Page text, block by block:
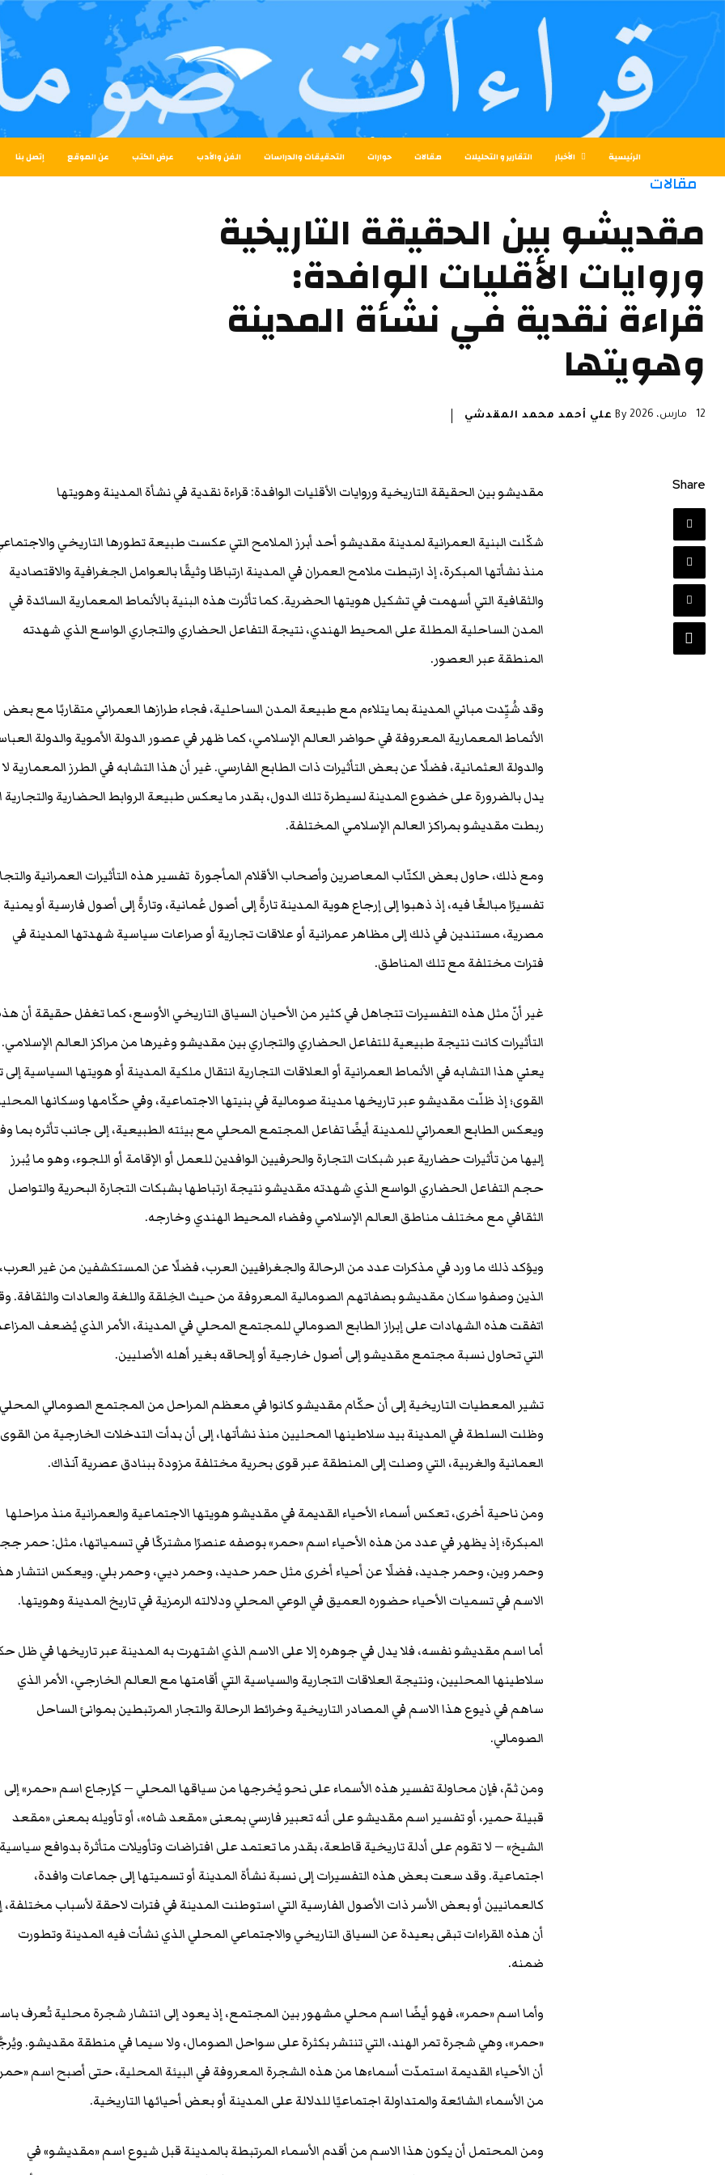
الرئيسية الأخبار التقارير و التحليلات مقالات حوارات التحقيقات والدراسات الفن والأدب عرض الكتب عن الموقع إتصل بنا
مقالات
مقديشو بين الحقيقة التاريخية
وروايات الأقليات الوافدة:
قراءة نقدية في نشأة المدينة
وهويتها
12 مارس، 2026 By علي أحمد محمد المقدشي
مقديشو بين الحقيقة التاريخية وروايات الأقليات الوافدة: قراءة نقدية في نشأة المدينة وهويتها
شكّلت البنية العمرانية لمدينة مقديشو أحد أبرز الملامح التي عكست طبيعة تطورها التاريخي
منذ نشأتها المبكرة، إذ ارتبطت ملامح العمران في المدينة ارتباطًا وثيقًا بالعوامل الجغرافية والاقتصادية
والثقافية التي أسهمت في تشكيل هويتها الحضرية. كما تأثرت هذه البنية بالأنماط المعمارية السائدة في
المدن الساحلية المطلة على المحيط الهندي، نتيجة التفاعل الحضاري والتجاري الواسع الذي شهدته
المنطقة عبر العصور.
وقد شُيِّدت مباني المدينة بما يتلاءم مع طبيعة المدن الساحلية، فجاء طرازها العمراني متقاربًا مع بعض
الأنماط المعمارية المعروفة في حواضر العالم الإسلامي، كما ظهر في عصور الدولة الأموية والدولة
والدولة العثمانية، فضلًا عن بعض التأثيرات ذات الطابع الفارسي. غير أن هذا التشابه في الطرز المعمارية لا
يدل بالضرورة على خضوع المدينة لسيطرة تلك الدول، بقدر ما يعكس طبيعة الروابط الحضارية والتجارية
ربطت مقديشو بمراكز العالم الإسلامي المختلفة.
ومع ذلك، حاول بعض الكتّاب المعاصرين وأصحاب الأقلام المأجورة تفسير هذه التأثيرات العمرانية
تفسيرًا مبالغًا فيه، إذ ذهبوا إلى إرجاع هوية المدينة تارةً إلى أصول عُمانية، وتارةً إلى أصول فارسية أو يمنية
مصرية، مستندين في ذلك إلى مظاهر عمرانية أو علاقات تجارية أو صراعات سياسية شهدتها المدينة في
فترات مختلفة مع تلك المناطق.
غير أنّ مثل هذه التفسيرات تتجاهل في كثير من الأحيان السياق التاريخي الأوسع، كما تغفل حقيقة أن
التأثيرات كانت نتيجة طبيعية للتفاعل الحضاري والتجاري بين مقديشو وغيرها من مراكز العالم الإسلامي.
يعني هذا التشابه في الأنماط العمرانية أو العلاقات التجارية انتقال ملكية المدينة أو هويتها السياسية إلى
القوى؛ إذ ظلّت مقديشو عبر تاريخها مدينة صومالية في بنيتها الاجتماعية، وفي حكّامها وسكانها
ويعكس الطابع العمراني للمدينة أيضًا تفاعل المجتمع المحلي مع بيئته الطبيعية، إلى جانب تأثره بما
إليها من تأثيرات حضارية عبر شبكات التجارة والحرفيين الوافدين للعمل أو الإقامة أو اللجوء، وهو ما يُبرز
حجم التفاعل الحضاري الواسع الذي شهدته مقديشو نتيجة ارتباطها بشبكات التجارة البحرية والتواصل
الثقافي مع مختلف مناطق العالم الإسلامي وفضاء المحيط الهندي وخارجه.
ويؤكد ذلك ما ورد في مذكرات عدد من الرحالة والجغرافيين العرب، فضلًا عن المستكشفين من غير العرب،
الذين وصفوا سكان مقديشو بصفاتهم الصومالية المعروفة من حيث الخِلقة واللغة والعادات والثقافة.
اتفقت هذه الشهادات على إبراز الطابع الصومالي للمجتمع المحلي في المدينة، الأمر الذي يُضعف
التي تحاول نسبة مجتمع مقديشو إلى أصول خارجية أو إلحاقه بغير أهله الأصليين.
تشير المعطيات التاريخية إلى أن حكّام مقديشو كانوا في معظم المراحل من المجتمع الصومالي
وظلت السلطة في المدينة بيد سلاطينها المحليين منذ نشأتها، إلى أن بدأت التدخلات الخارجية من القوى
العمانية والغربية، التي وصلت إلى المنطقة عبر قوى بحرية مختلفة مزودة ببنادق عصرية آنذاك.
ومن ناحية أخرى، تعكس أسماء الأحياء القديمة في مقديشو هويتها الاجتماعية والعمرانية منذ مراحلها
المبكرة؛ إذ يظهر في عدد من هذه الأحياء اسم «حمر» بوصفه عنصرًا مشتركًا في تسمياتها، مثل: حمر
وحمر وين، وحمر جديد، فضلًا عن أحياء أخرى مثل حمر حديد، وحمر ديي، وحمر بلي. ويعكس انتشار
الاسم في تسميات الأحياء حضوره العميق في الوعي المحلي ودلالته الرمزية في تاريخ المدينة وهويتها.
أما اسم مقديشو نفسه، فلا يدل في جوهره إلا على الاسم الذي اشتهرت به المدينة عبر تاريخها في ظل
سلاطينها المحليين، ونتيجة العلاقات التجارية والسياسية التي أقامتها مع العالم الخارجي، الأمر الذي
ساهم في ذيوع هذا الاسم في المصادر التاريخية وخرائط الرحالة والتجار المرتبطين بموانئ الساحل
الصومالي.
ومن ثمّ، فإن محاولة تفسير هذه الأسماء على نحو يُخرجها من سياقها المحلي — كإرجاع اسم «حمر» إلى
قبيلة حمير، أو تفسير اسم مقديشو على أنه تعبير فارسي بمعنى «مقعد شاه»، أو تأويله بمعنى «مقعد
الشيخ» — لا تقوم على أدلة تاريخية قاطعة، بقدر ما تعتمد على افتراضات وتأويلات متأثرة بدوافع
اجتماعية. وقد سعت بعض هذه التفسيرات إلى نسبة نشأة المدينة أو تسميتها إلى جماعات وافدة،
كالعمانيين أو بعض الأسر ذات الأصول الفارسية التي استوطنت المدينة في فترات لاحقة لأسباب مختلفة،
أن هذه القراءات تبقى بعيدة عن السياق التاريخي والاجتماعي المحلي الذي نشأت فيه المدينة وتطورت
ضمنه.
وأما اسم «حمر»، فهو أيضًا اسم محلي مشهور بين المجتمع، إذ يعود إلى انتشار شجرة محلية تُعرف
«حمر»، وهي شجرة تمر الهند، التي تنتشر بكثرة على سواحل الصومال، ولا سيما في منطقة مقديشو.
أن الأحياء القديمة استمدّت أسماءها من هذه الشجرة المعروفة في البيئة المحلية، حتى أصبح اسم
من الأسماء الشائعة والمتداولة اجتماعيًا للدلالة على المدينة أو بعض أحيائها التاريخية.
ومن المحتمل أن يكون هذا الاسم من أقدم الأسماء المرتبطة بالمدينة قبل شيوع اسم «مقديشو» في
Share